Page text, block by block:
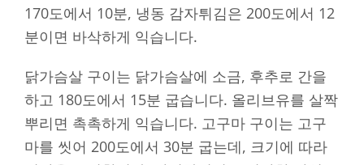
170도에서 10분, 냉동 감자튀김은 200도에서 12
분이면 바삭하게 익습니다.
닭가슴살 구이는 닭가슴살에 소금, 후추로 간을
하고 180도에서 15분 굽습니다. 올리브유를 살짝
뿌리면 촉촉하게 익습니다. 고구마 구이는 고구
마를 씻어 200도에서 30분 굽는데, 크기에 따라